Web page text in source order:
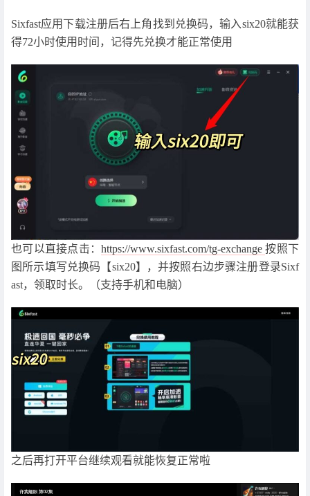
Sixfast应用下载注册后右上角找到兑换码，输入six20就能获
得72小时使用时间，记得先兑换才能正常使用
也可以直接点击：https://www.sixfast.com/tg-exchange按照下
图所示填写兑换码【six20】，并按照右边步骤注册登录Sixf
ast，领取时长。（支持手机和电脑）
之后再打开平台继续观看就能恢复正常啦